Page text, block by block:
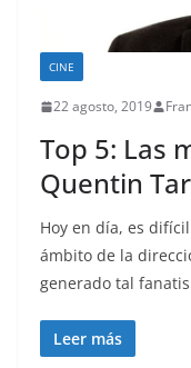
CINE
22 agosto, 2019
Top 5: Las
Quentin
Hoy en día, es
ámbito de la
generado tal
Leer más